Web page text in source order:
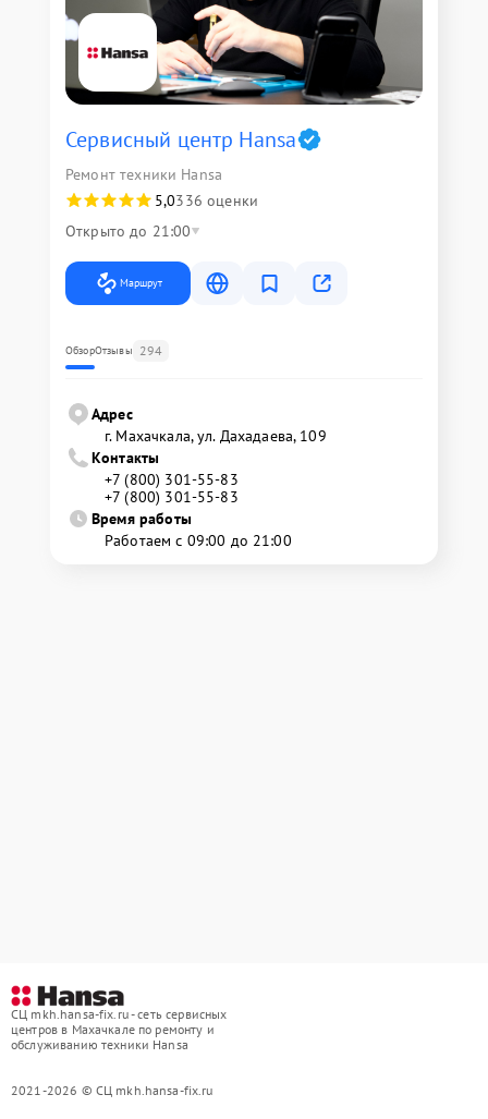
Сервисный центр Hansa
Ремонт техники Hansa
5,0336 оценки
Открыто до 21:00
Маршрут
ОбзорОтзывы 294
Адрес
г. Махачкала, ул. Дахадаева, 109
Контакты
+7 (800) 301-55-83
+7 (800) 301-55-83
Время работы
Работаем с 09:00 до 21:00
СЦ mkh.hansa-fix.ru - сеть сервисных
центров в Махачкале по ремонту и
обслуживанию техники Hansa
2021-2026 © СЦ mkh.hansa-fix.ru